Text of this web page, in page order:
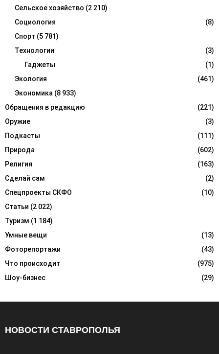
Сельское хозяйство (2 210)
Социология
(8)
Спорт (5 781)
Технологии
(3)
Гаджеты
(1)
Экология
(461)
Экономика (8 933)
Обращения в редакцию
(221)
Оружие
(3)
Подкасты
(111)
Природа
(602)
Религия
(163)
Сделай сам
(2)
Спецпроекты СКФО
(10)
Статьи (2 022)
Туризм (1 184)
Умные вещи
(13)
Фоторепортажи
(43)
Что происходит
(975)
Шоу-бизнес
(29)
НОВОСТИ СТАВРОПОЛЬЯ